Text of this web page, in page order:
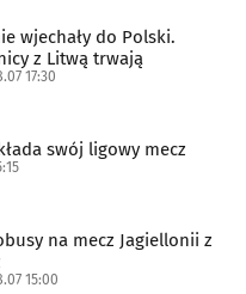
wjechały do Polski.
z Litwą trwają
17:30
swój ligowy mecz
na mecz Jagiellonii z
15:00